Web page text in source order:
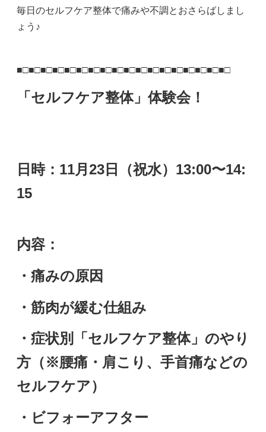
毎日のセルフケア整体で痛みや不調とおさらばしまし
ょう♪
■□■□■□■□■□■□■□■□■□■□■□■□■□■□■□■□■□■□
「セルフケア整体」体験会！
日時：11月23日（祝水）13:00〜14:
15
内容：
・痛みの原因
・筋肉が緩む仕組み
・症状別「セルフケア整体」のやり
方（※腰痛・肩こり、手首痛などの
セルフケア）
・ビフォーアフター